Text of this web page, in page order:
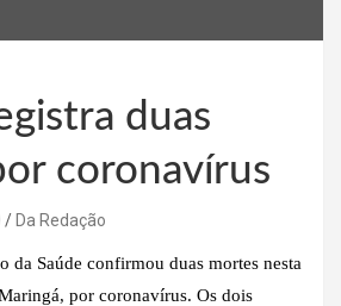
duas
coronavírus
Da Redação
da Saúde confirmou duas mortes nesta
por coronavírus. Os dois